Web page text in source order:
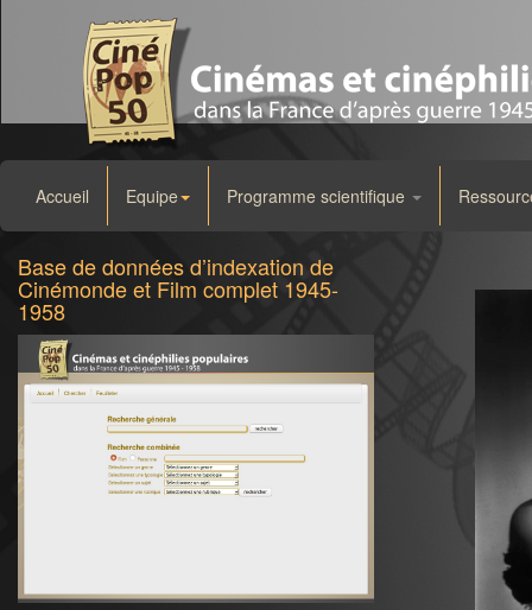
Accueil Equipe Programme scientifique
Base de données d’indexation de
Cinémonde et Film complet 1945-
1958